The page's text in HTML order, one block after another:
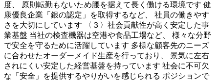
度、 原則転勤もないため腰を据えて長く働ける環境です 健
康優良企業「銀の認定」を取得するなど、 社員の働きやす
さを大切にしています 〈３〉社会貢献性が高く安定した事
業基盤 当社の検査機器は空港や食品工場など、 様々な分野
で安全を守るために活躍しています 多様な顧客先のニーズ
に合わせたオーダーメイド生産を行っており、 景気に左右
されにくい安定した経営基盤を持っています 社会に不可欠
な「安全」を提供するやりがいを感じられる ポジションで